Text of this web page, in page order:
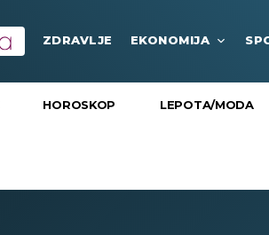
ZDRAVLJE EKONOMIJA
HOROSKOP LEPOTA/MODA